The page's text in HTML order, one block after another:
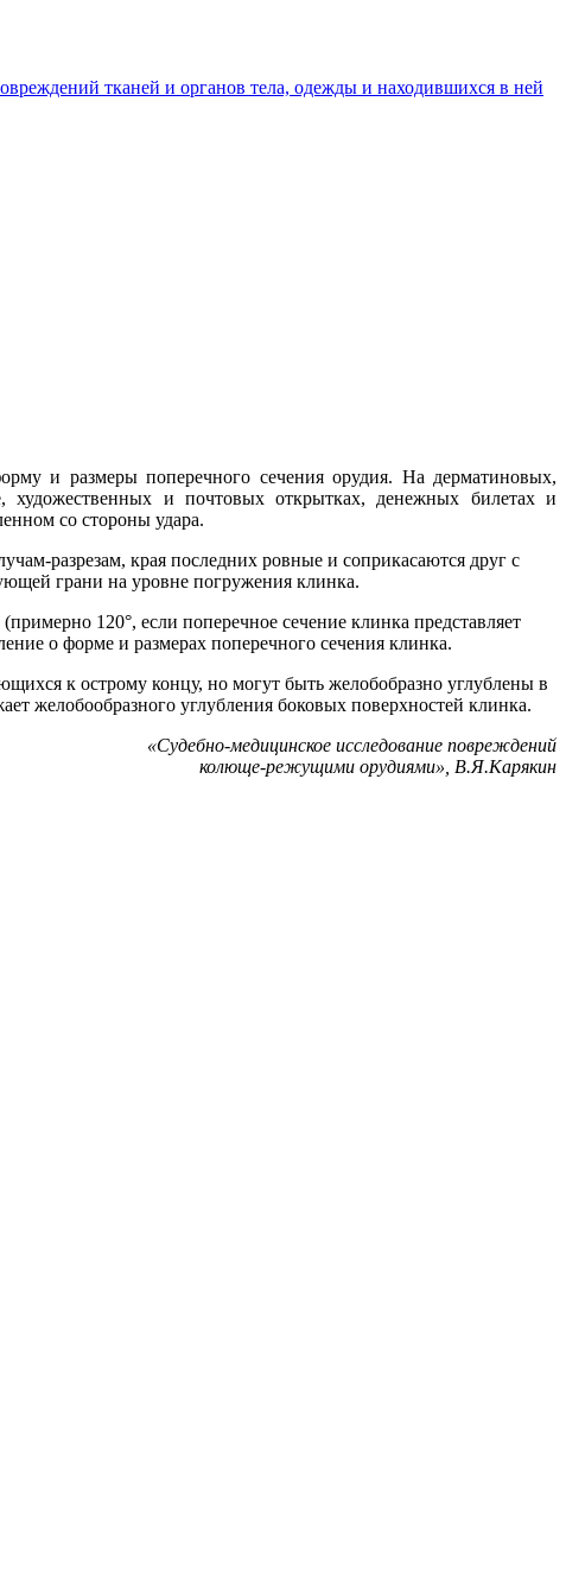
тканей и органов тела, одежды и находившихся в ней
и размеры поперечного сечения орудия. На дерматиновых,
художественных и почтовых открытках, денежных билетах и
со стороны удара.
разрезам, края последних ровные и соприкасаются друг с
грани на уровне погружения клинка.
120°, если поперечное сечение клинка представляет
о форме и размерах поперечного сечения клинка.
к острому концу, но могут быть желобобразно углублены в
желобообразного углубления боковых поверхностей клинка.
«Судебно-медицинское исследование повреждений
колюще-режущими орудиями», В.Я.Карякин